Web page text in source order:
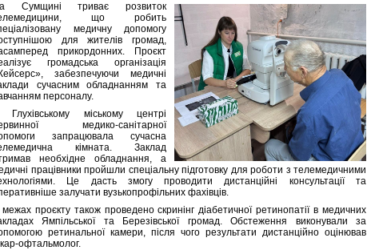
Сумщині триває розвиток
що робить
медичну допомогу
для жителів громад,
прикордонних. Проєкт
громадська організація
забезпечуючи медичні
сучасним обладнанням та
персоналу.
міському центрі
медико-санітарної
запрацювала сучасна
кімната. Заклад
необхідне обладнання, а
працівники пройшли спеціальну підготовку для роботи з телемедичними
Це дасть змогу проводити дистанційні консультації та
залучати вузькопрофільних фахівців.
проєкту також проведено скринінг діабетичної ретинопатії в медичних
Ямпільської та Березівської громад. Обстеження виконували за
ретинальної камери, після чого результати дистанційно оцінював
офтальмолог.